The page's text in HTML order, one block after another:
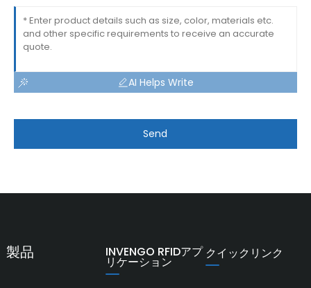
AI Helps Write
Send
製品 INVENGO RFIDアプ
リケーション
クイックリンク